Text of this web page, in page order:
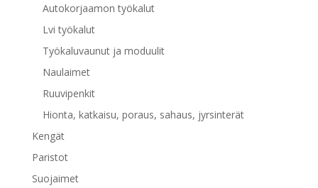
Autokorjaamon työkalut
Lvi työkalut
Työkaluvaunut ja moduulit
Naulaimet
Ruuvipenkit
Hionta, katkaisu, poraus, sahaus, jyrsinterät
Kengät
Paristot
Suojaimet